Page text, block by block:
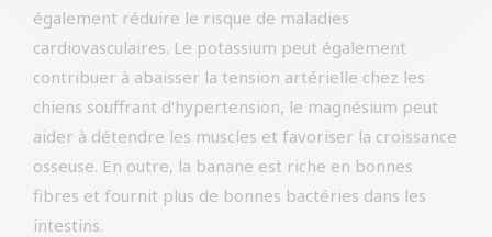
également réduire le risque de maladies
cardiovasculaires. Le potassium peut également
contribuer à abaisser la tension artérielle chez les
chiens souffrant d’hypertension, le magnésium peut
aider à détendre les muscles et favoriser la croissance
osseuse. En outre, la banane est riche en bonnes
fibres et fournit plus de bonnes bactéries dans les
intestins.